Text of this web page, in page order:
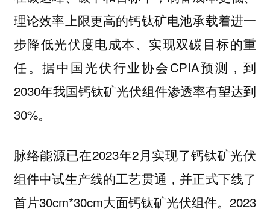
理论效率上限更高的钙钛矿电池承载着进一
步降低光伏度电成本、实现双碳目标的重
任。据中国光伏行业协会CPIA预测，到
2030年我国钙钛矿光伏组件渗透率有望达到
30%。
脉络能源已在2023年2月实现了钙钛矿光伏
组件中试生产线的工艺贯通，并正式下线了
首片30cm*30cm大面钙钛矿光伏组件。2023